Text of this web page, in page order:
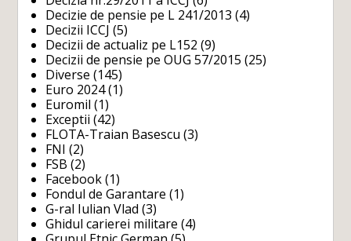
Decizie de pensie pe L 241/2013 (4)
Decizii ICCJ (5)
Decizii de actualiz pe L152 (9)
Decizii de pensie pe OUG 57/2015 (25)
Diverse (145)
Euro 2024(1)
Euromil (1)
Exceptii (42)
FLOTA-Traian Basescu (3)
FNI (2)
FSB (2)
Facebook (1)
Fondul de Garantare (1)
G-ral Iulian Vlad (3)
Ghidul carierei militare (4)